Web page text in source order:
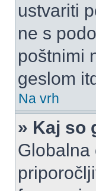
ustvariti
ne s
poštnimi
geslom
Na vrh
» Kaj so
Globalna